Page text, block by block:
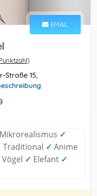
EMAIL
)
Straße 15,
Mikrorealismus ✓
Traditional ✓ Anime
Vögel ✓ Elefant ✓